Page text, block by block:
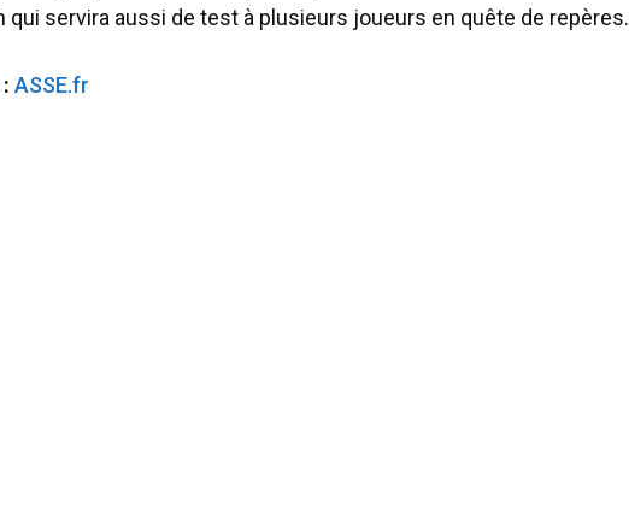
qui servira aussi de test à plusieurs joueurs en quête de repères.
ASSE.fr